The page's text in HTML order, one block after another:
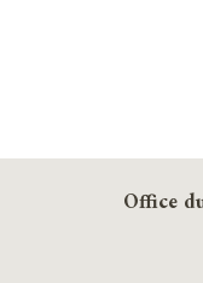
Office